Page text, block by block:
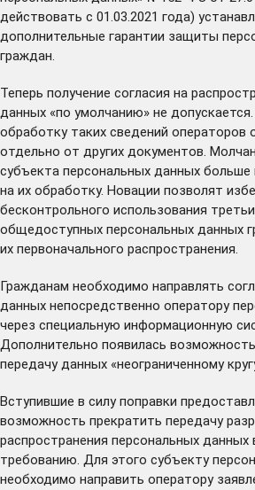
действовать с 01.03.2021 года)
дополнительные гарантии защиты
граждан.
Теперь получение согласия на
данных «по умолчанию» не
обработку таких сведений операторов
отдельно от других документов.
субъекта персональных данных больше
на их обработку. Новации позволят
бесконтрольного использования
общедоступных персональных данных
их первоначального распространения.
Гражданам необходимо направлять
данных непосредственно оператору
через специальную информационную
Дополнительно появилась
передачу данных «неограниченному
Вступившие в силу поправки
возможность прекратить передачу
распространения персональных
требованию. Для этого субъекту
необходимо направить оператору